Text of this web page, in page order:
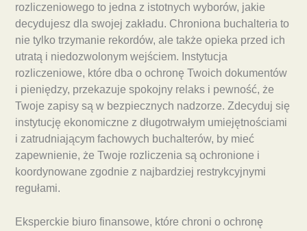
rozliczeniowego to jedna z istotnych wyborów, jakie
decydujesz dla swojej zakładu. Chroniona buchalteria to
nie tylko trzymanie rekordów, ale także opieka przed ich
utratą i niedozwolonym wejściem. Instytucja
rozliczeniowe, które dba o ochronę Twoich dokumentów
i pieniędzy, przekazuje spokojny relaks i pewność, że
Twoje zapisy są w bezpiecznych nadzorze. Zdecyduj się
instytucję ekonomiczne z długotrwałym umiejętnościami
i zatrudniającym fachowych buchalterów, by mieć
zapewnienie, że Twoje rozliczenia są ochronione i
koordynowane zgodnie z najbardziej restrykcyjnymi
regułami.
Eksperckie biuro finansowe, które chroni o ochronę